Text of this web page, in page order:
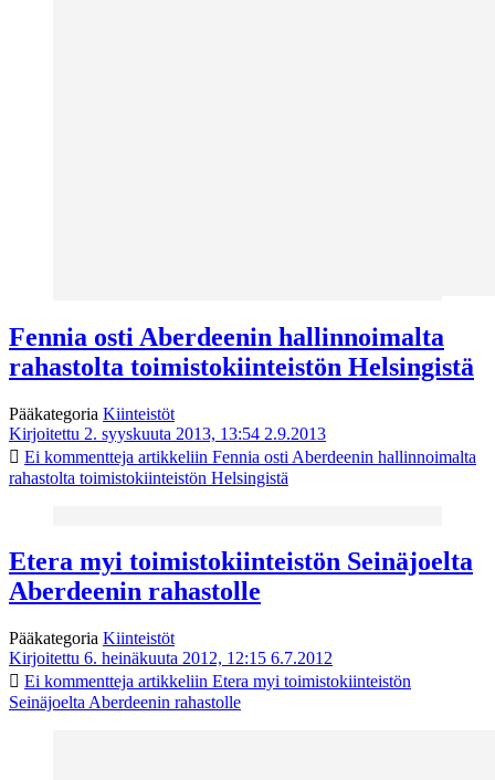
Fennia osti Aberdeenin hallinnoimalta
rahastolta toimistokiinteistön Helsingistä
Pääkategoria Kiinteistöt
Kirjoitettu 2. syyskuuta 2013, 13:54 2.9.2013
Ei kommentteja artikkeliin Fennia osti Aberdeenin hallinnoimalta
rahastolta toimistokiinteistön Helsingistä
Etera myi toimistokiinteistön Seinäjoelta
Aberdeenin rahastolle
Pääkategoria Kiinteistöt
Kirjoitettu 6. heinäkuuta 2012, 12:15 6.7.2012
Ei kommentteja artikkeliin Etera myi toimistokiinteistön
Seinäjoelta Aberdeenin rahastolle